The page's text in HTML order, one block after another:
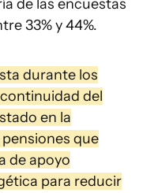
de las encuestas
33% y 44%.
durante los
del
en la
que
de apoyo
para reducir